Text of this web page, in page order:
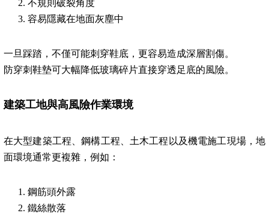
不規則破裂角度
容易隱藏在地面灰塵中
一旦踩踏，不僅可能刺穿鞋底，更容易造成深層割傷。
防穿刺鞋墊可大幅降低玻璃碎片直接穿透足底的風險。
建築工地與高風險作業環境
在大型建築工程、鋼構工程、土木工程以及機電施工現場，地
面環境通常更複雜，例如：
鋼筋頭外露
鐵絲散落